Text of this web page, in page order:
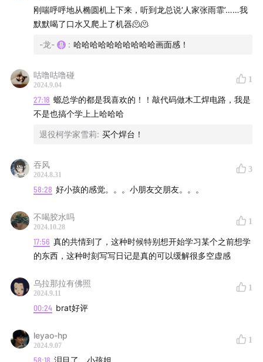
刚喘呼呼地从椭圆机上下来，听到龙总说‘人家张雨霏’……我
默默喝了口水又爬上了机器🫠🫠
-龙- : 哈哈哈哈哈哈哈哈哈哈画面感！
咕噜咕噜碰
2024.9.04
1
27:18 螈总学的都是我喜欢的！！敲代码做木工焊电路，我是
不是也搞个学上上哈哈哈
退役柯学家雪莉: 买个焊台！
吞风
2024.8.31
3
58:28 好小孩的感觉。。。小朋友交朋友。。。
不喝胶水吗
2024.10.28
1
17:56 真的共情到了，这种时候特别想开始学习某个之前想学
的东西，这种时刻写写日记是真的可以缓解很多空虚感
乌拉那拉有佛照
2024.9.11
1
00:24 brat好评
leyao-hp
2024.9.07
1
58:18 泪目了，小孩姐